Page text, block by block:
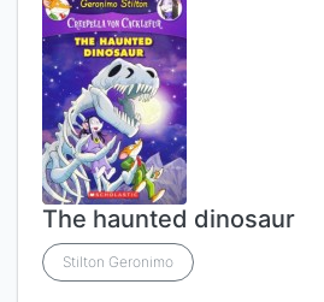
The haunted dinosaur
Stilton Geronimo